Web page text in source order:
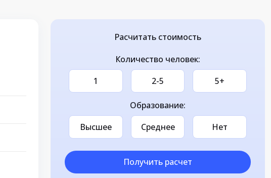
Расчитать стоимость
Количество человек:
1
2-5 5+
Образование:
Высшее
Среднее Нет
Получить расчет